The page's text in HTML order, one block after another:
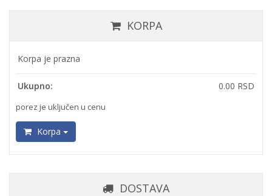
KORPA
Korpa je prazna
Ukupno: 0.00 RSD
porez je uključen u cenu
Korpa
DOSTAVA